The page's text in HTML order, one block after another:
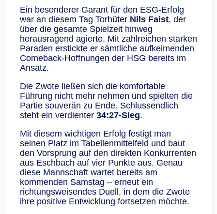
Ein besonderer Garant für den ESG‑Erfolg
war an diesem Tag Torhüter Nils Faist, der
über die gesamte Spielzeit hinweg
herausragend agierte. Mit zahlreichen starken
Paraden erstickte er sämtliche aufkeimenden
Comeback‑Hoffnungen der HSG bereits im
Ansatz.
Die Zwote ließen sich die komfortable
Führung nicht mehr nehmen und spielten die
Partie souverän zu Ende. Schlussendlich
steht ein verdienter 34:27‑Sieg.
Mit diesem wichtigen Erfolg festigt man
seinen Platz im Tabellenmittelfeld und baut
den Vorsprung auf den direkten Konkurrenten
aus Eschbach auf vier Punkte aus. Genau
diese Mannschaft wartet bereits am
kommenden Samstag – erneut ein
richtungsweisendes Duell, in dem die Zwote
ihre positive Entwicklung fortsetzen möchte.